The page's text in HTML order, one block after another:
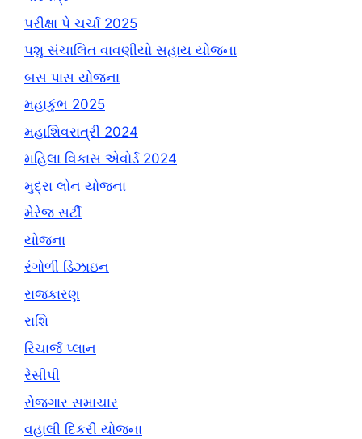
પરીક્ષા પે ચર્ચા 2025
પશુ સંચાલિત વાવણીયો સહાય યોજના
બસ પાસ યોજના
મહાકુંભ 2025
મહાશિવરાત્રી 2024
મહિલા વિકાસ એવોર્ડ 2024
મુદ્રા લોન યોજના
મેરેજ સર્ટી
યોજના
રંગોળી ડિઝાઇન
રાજકારણ
રાશિ
રિચાર્જ પ્લાન
રેસીપી
રોજગાર સમાચાર
વહાલી દિકરી યોજના